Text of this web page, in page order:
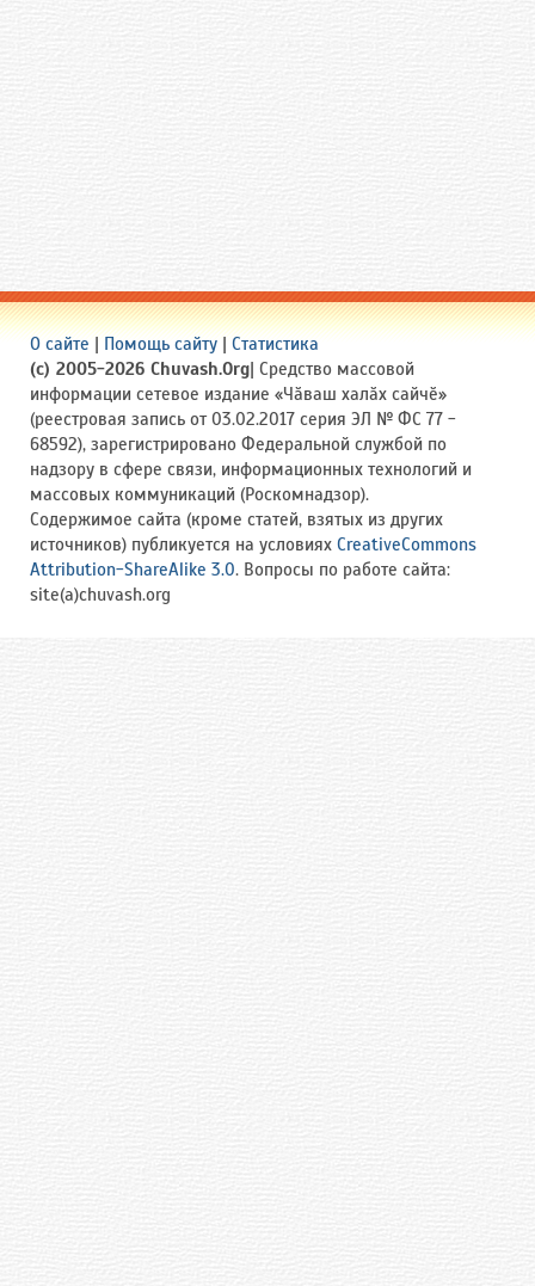
О сайте | Помощь сайту | Статистика
(c) 2005-2026 Chuvash.Org| Средство массовой
информации сетевое издание «Чӑваш халӑх сайчӗ»
(реестровая запись от 03.02.2017 серия ЭЛ № ФС 77 -
68592), зарегистрировано Федеральной службой по
надзору в сфере связи, информационных технологий и
массовых коммуникаций (Роскомнадзор).
Содержимое сайта (кроме статей, взятых из других
источников) публикуется на условиях CreativeCommons
Attribution-ShareAlike 3.0. Вопросы по работе сайта:
site(a)chuvash.org